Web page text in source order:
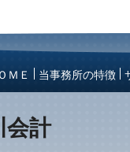
ＭＥ 当事務所の特徴
会計